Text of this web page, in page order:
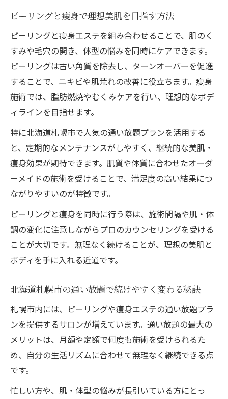
ピーリング施術の最新トレンドとその効果
通い放題で実現する理想のケア方法
通い放題ならではのピーリング効果とメリ
ットとは
北海道札幌市で人気の痩身プラン活用術を
紹介
ニキビケアに強いサロンの選び方と継続の
秘訣
美肌改善は通い放題でこそ実感できる理由
ピーリングと痩身の同時施術で得られる効
果
継続しやすいピーリング習慣のコツ
日常に取り入れやすいピーリング習慣のポ
イント
通い放題プランが続けやすい理由を解説
は
北海道札幌市で人気のピーリング施術例を
紹介
肌の変化を実感するための通い方の工夫
ニキビケア重視の痩身エステ選び方
両立
ピーリングと痩身で理想美肌を目指す方法
ピーリングと痩身エステを組み合わせることで、肌のく
すみや毛穴の開き、体型の悩みを同時にケアできます。
ピーリングは古い角質を除去し、ターンオーバーを促進
することで、ニキビや肌荒れの改善に役立ちます。痩身
施術では、脂肪燃焼やむくみケアを行い、理想的なボデ
ィラインを目指せます。
特に北海道札幌市で人気の通い放題プランを活用する
と、定期的なメンテナンスがしやすく、継続的な美肌・
痩身効果が期待できます。肌質や体質に合わせたオーダ
ーメイドの施術を受けることで、満足度の高い結果につ
ながりやすいのが特徴です。
ピーリングと痩身を同時に行う際は、施術間隔や肌・体
調の変化に注意しながらプロのカウンセリングを受ける
ことが大切です。無理なく続けることが、理想の美肌と
ボディを手に入れる近道です。
北海道札幌市の通い放題で続けやすく変わる秘訣
札幌市内には、ピーリングや痩身エステの通い放題プラ
ンを提供するサロンが増えています。通い放題の最大の
メリットは、月額や定額で何度も施術を受けられるた
め、自分の生活リズムに合わせて無理なく継続できる点
です。
忙しい方や、肌・体型の悩みが長引いている方にとっ